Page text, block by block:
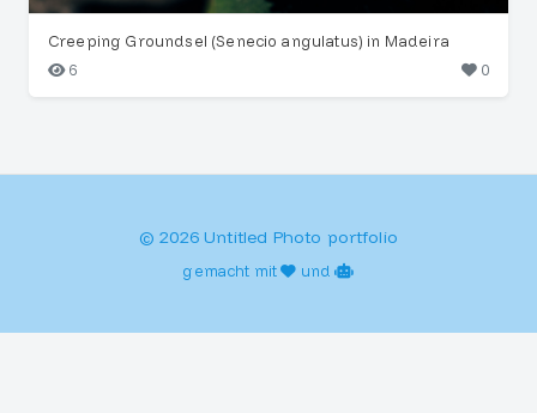
Creeping Groundsel (Senecio angulatus) in Madeira
6
0
© 2026 Untitled Photo portfolio
gemacht mit und